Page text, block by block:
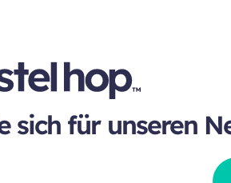
sich für unseren